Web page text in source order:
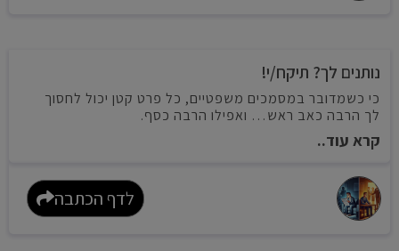
נותנים לך? תיקח/י!
כי כשמדובר במסמכים משפטיים, כל פרט קטן יכול לחסוך
לך הרבה כאב ראש… ואפילו הרבה כסף.
קרא עוד..
לדף הכתבה